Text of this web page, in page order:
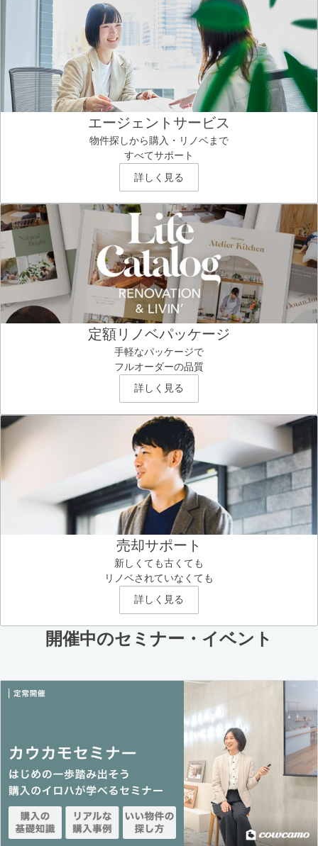
エージェントサービス
物件探しから購入・リノベまで
すべてサポート
詳しく見る
定額リノベパッケージ
手軽なパッケージで
フルオーダーの品質
詳しく見る
売却サポート
新しくても古くても
リノベされていなくても
詳しく見る
開催中のセミナー・イベント